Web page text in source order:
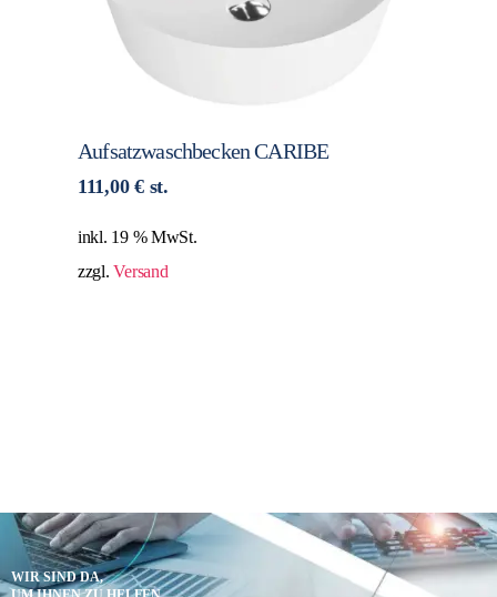
Aufsatzwaschbecken CARIBE
111,00€ st.
inkl. 19 % MwSt.
zzgl.Versand
WIR SIND DA,